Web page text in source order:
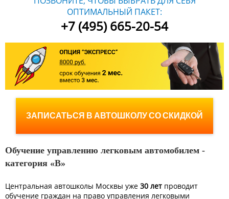
ОПТИМАЛЬНЫЙ ПАКЕТ:
+7 (495) 665-20-54
ЗАПИСАТЬСЯ В АВТОШКОЛУ СО СКИДКОЙ
Обучение управлению легковым автомобилем -
категория «B»
Центральная автошколы Москвы уже 30 лет проводит
обучение граждан на право управления легковыми